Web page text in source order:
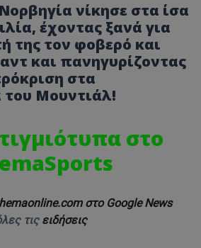
νίκησε στα ίσα
έχοντας ξανά για
της τον φοβερό και
και πανηγυρίζοντας
στα
του Μουντιάλ!
στο
στο Google News
τις ειδήσεις